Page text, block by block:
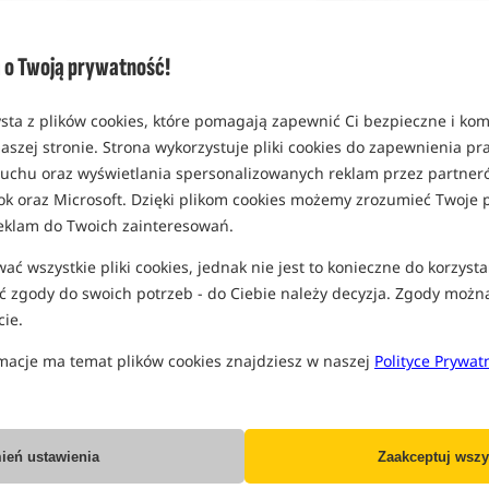
o Twoją prywatność!
z plików cookies, które pomagają zapewnić Ci bezpieczne i
stronie. Strona wykorzystuje pliki cookies do zapewnienia
oraz wyświetlania spersonalizowanych reklam przez
oraz Microsoft. Dzięki plikom cookies możemy zrozumieć Twoje
do Twoich zainteresowań.
wszystkie pliki cookies, jednak nie jest to konieczne do
zgody do swoich potrzeb - do Ciebie należy decyzja. Zgody
ma temat plików cookies znajdziesz w naszej Polityce
ustawienia Zaakceptuj
Preston Innovations
394,99PLN
Cena kat.:539,99/ -27%
Min. cena z 30 dni przed
328,49PLN
Cena kat.: 359,99/ -9%
Min. cena z 30 dni przed
obniżką: 328.49
Nowość! Promocja